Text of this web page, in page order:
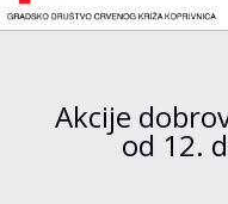
Akcije
od 12.